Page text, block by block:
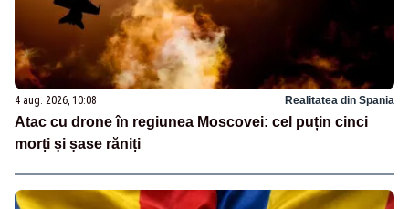
4 aug. 2026, 10:08 Realitatea din Spania
Atac cu drone în regiunea Moscovei: cel puțin cinci
morți și șase răniți